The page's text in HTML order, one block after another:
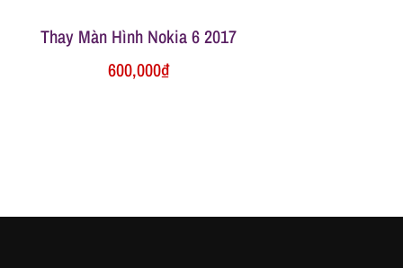
Thay Màn Hình Nokia 6 2017
600,000₫